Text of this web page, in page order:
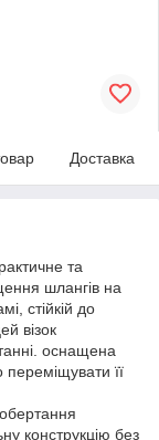
Доставка
та
шлангів на
стійкій до
візок
оснащена
її
конструкцію без